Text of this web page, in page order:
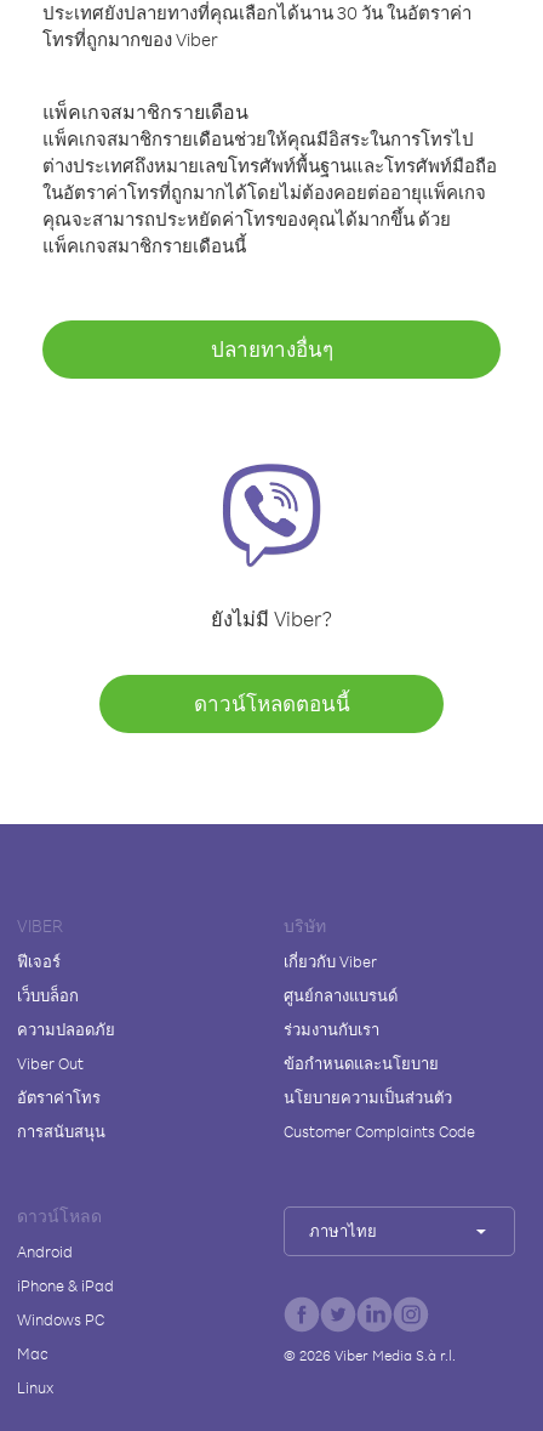
ประเทศยังปลายทางที่คุณเลือกได้นาน 30 วัน ในอัตราค่า
โทรที่ถูกมากของ Viber
แพ็คเกจสมาชิกรายเดือน
แพ็คเกจสมาชิกรายเดือนช่วยให้คุณมีอิสระในการโทรไป
ต่างประเทศถึงหมายเลขโทรศัพท์พื้นฐานและโทรศัพท์มือถือ
ในอัตราค่าโทรที่ถูกมากได้โดยไม่ต้องคอยต่ออายุแพ็คเกจ
คุณจะสามารถประหยัดค่าโทรของคุณได้มากขึ้น ด้วย
แพ็คเกจสมาชิกรายเดือนนี้
ปลายทางอื่นๆ
ยังไม่มี Viber?
ดาวน์โหลดตอนนี้
VIBER
ฟีเจอร์
เว็บบล็อก
ความปลอดภัย
Viber Out
อัตราค่าโทร
การสนับสนุน
บริษัท
เกี่ยวกับ Viber
ศูนย์กลางแบรนด์
ร่วมงานกับเรา
ข้อกำหนดและนโยบาย
นโยบายความเป็นส่วนตัว
Customer Complaints Code
ดาวน์โหลด
Android
iPhone & iPad
Windows PC
Mac
Linux
ภาษาไทย
© 2026Viber Media S.à r.l.